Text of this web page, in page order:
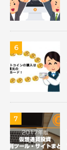
6
7